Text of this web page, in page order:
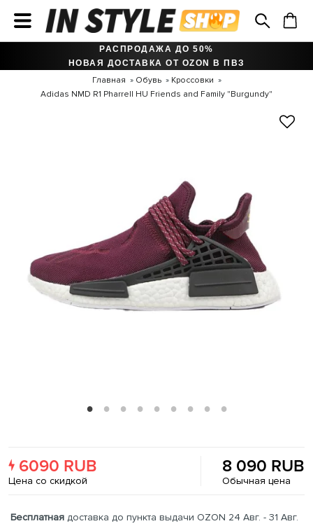
РАСПРОДАЖА ДО 50%
НОВАЯ ДОСТАВКА ОТ OZON В ПВЗ
Главная Обувь
Кроссовки
Adidas NMD R1 Pharrell HU Friends and Family "Burgundy"
6090 RUB
Цена со скидкой
8 090 RUB
Обычная цена
Бесплатная доставка до пункта выдачи OZON 24 Авг. - 31 Авг.